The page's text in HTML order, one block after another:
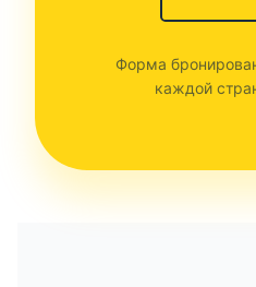
Форма
каждой